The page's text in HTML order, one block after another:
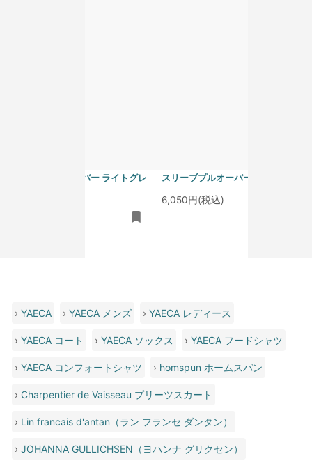
スリーブプルオーバー ライトグレ
スリーブプルオーバー サラシ
6,050円(税込)
›YAECA ›YAECA メンズ ›YAECA レディース
›YAECA コート ›YAECA ソックス ›YAECA フードシャツ
›YAECA コンフォートシャツ › homspun ホームスパン
› Charpentier de Vaisseau プリーツスカート
› Lin francais d'antan（ラン フランセ ダンタン）
›JOHANNA GULLICHSEN（ヨハンナ グリクセン）